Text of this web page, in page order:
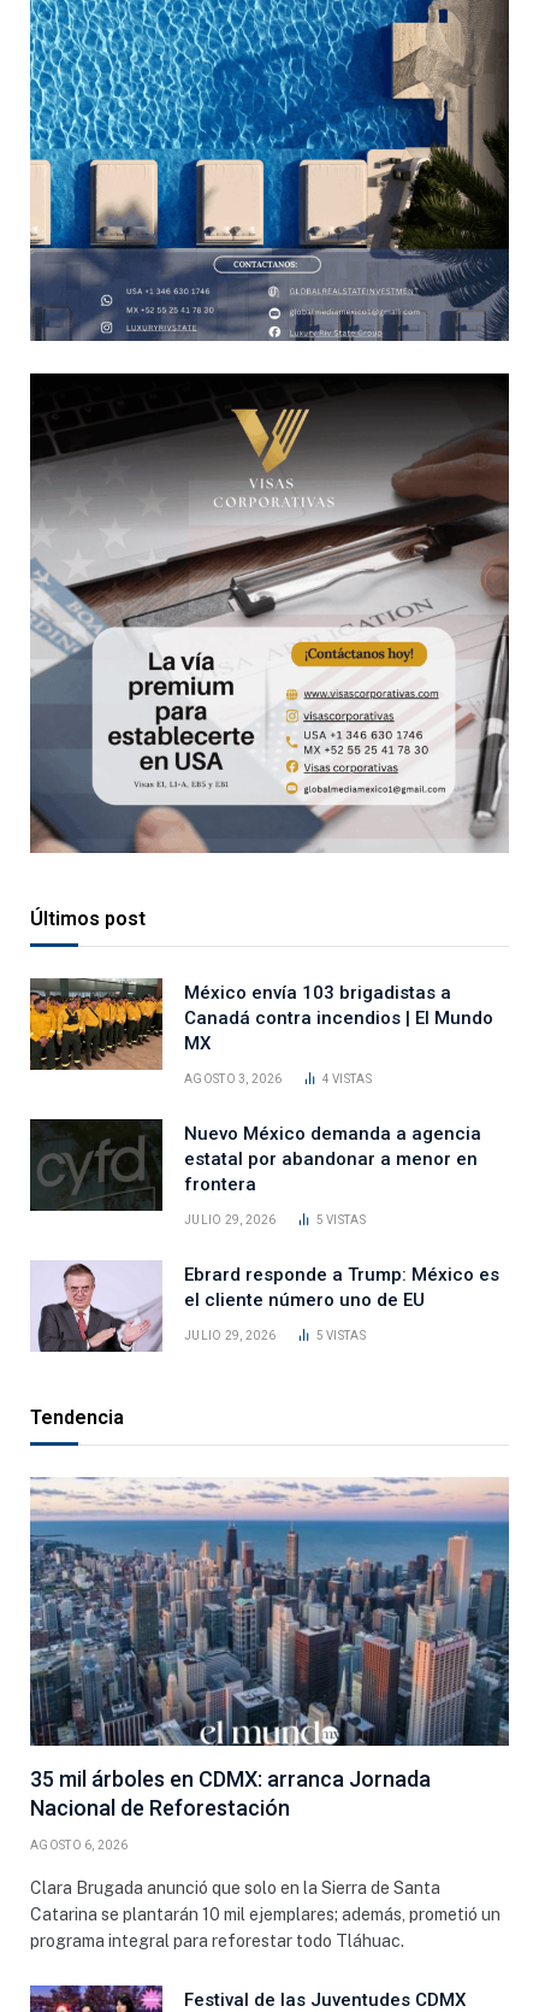
Últimos post
México envía 103 brigadistas a
Canadá contra incendios | El Mundo
MX
AGOSTO 3, 2026 4VISTAS
Nuevo México demanda a agencia
estatal por abandonar a menor en
frontera
JULIO 29, 2026 5VISTAS
Ebrard responde a Trump: México es
el cliente número uno de EU
JULIO 29, 2026 5VISTAS
Tendencia
35 mil árboles en CDMX: arranca Jornada
Nacional de Reforestación
AGOSTO 6, 2026
Clara Brugada anunció que solo en la Sierra de Santa
Catarina se plantarán 10 mil ejemplares; además, prometió un
programa integral para reforestar todo Tláhuac.
Festival de las Juventudes CDMX